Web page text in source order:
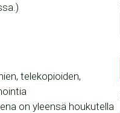
telekopioiden,
on yleensä houkutella